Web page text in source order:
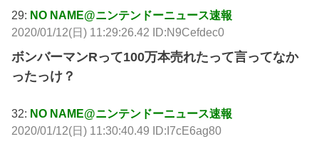
29: NO NAME@ニンテンドーニュース速報
2020/01/12(日) 11:29:26.42 ID:N9Cefdec0
ボンバーマンRって100万本売れたって言ってなか
ったっけ？
32: NO NAME@ニンテンドーニュース速報
2020/01/12(日) 11:30:40.49 ID:I7cE6ag80